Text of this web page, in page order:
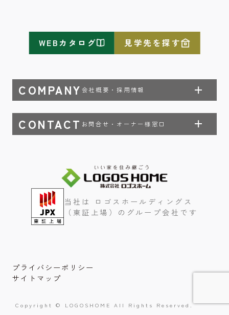
COMPANY 会社概要・採用情報
CONTACT お問合せ・オーナー様窓口
WEBカタログ 見学先を探す
当社は ロゴスホールディングス
（東証上場）のグループ会社です
プライバシーポリシー
サイトマップ
Copyright © LOGOSHOME All Rights Reserved.